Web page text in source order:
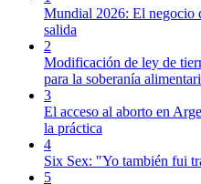
Mundial 2026: El negocio
salida
2
Modificación de ley de
para la soberanía
3
El acceso al aborto en
la práctica
4
Six Sex: "Yo también fui
5